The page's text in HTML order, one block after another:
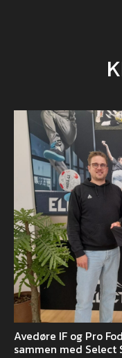
Avedøre IF og Pro
sammen med Select